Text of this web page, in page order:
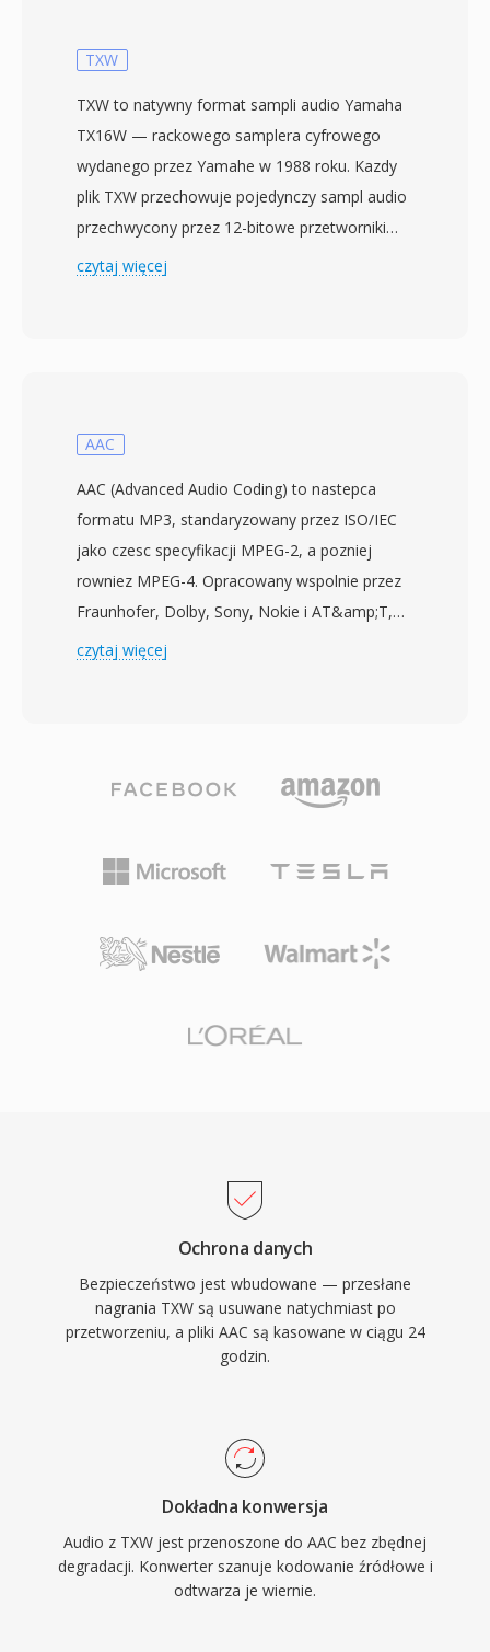
TXW
TXW to natywny format sampli audio Yamaha
TX16W — rackowego samplera cyfrowego
wydanego przez Yamahe w 1988 roku. Kazdy
plik TXW przechowuje pojedynczy sampl audio
przechwycony przez 12-bitowe przetworniki
analogowo-cyfrowe TX16W, z mozliwoscia
pamieci — wiec pliki sa kompaktowe i
ladowania z dyskietek 3,5 cala. Mimo 12-
bitowej rozdzielczosci TX16W zyskal lojalnych
zwolennikow wsrod muzykow elektronicznych,
ktorzy cenili jego charakterystyczny ciepły,
lekko chropowaty charakter nadajacy
rozpoznawalna fakture dzwiekowa
odtwarzanie petli sustain w sprzecie. Choc pliki
TXW nie sa bezposrednio odtwarzane przez
narzedzia konwersji i SoX moga przeksztalcic je
AIFF. Dla entuzjastow vintage syntezyzerow i
kuratorow bibliotek sampli TXW pozostaje
czytaj więcej
AAC
AAC (Advanced Audio Coding) to nastepca
formatu MP3, standaryzowany przez ISO/IEC
jako czesc specyfikacji MPEG-2, a pozniej
rowniez MPEG-4. Opracowany wspolnie przez
Fraunhofer, Dolby, Sony, Nokie i AT&amp;T,
AAC zapewnia wyzsza jakosc dzwieku przy
transformate kosinusowa w polaczeniu z
psychoakustycznym i ksztaltowaniem szumu
czasowego. AAC sluzy jako domyslny format
iPad), na YouTube oraz w wielu serwisach
wiernosc dzwieku przy znacznie mniejszym
glosowych po dzwiek przestrzenny surround.
Po trzecie, szerokie wdrozenie przez Apple i
innych producentow gwarantuje, ze praktycznie
kazde wspolczesne urzadzenie, przegladarka i
odtwarzacz multimedialny obsluguje AAC
natywnie, bez dodatkowych wtyczek.
czytaj więcej
Ochrona danych
Bezpieczeństwo jest wbudowane — przesłane
nagrania TXW są usuwane natychmiast po
przetworzeniu, a pliki AAC są kasowane w ciągu 24
godzin.
Dokładna konwersja
Audio z TXW jest przenoszone do AAC bez zbędnej
degradacji. Konwerter szanuje kodowanie źródłowe i
odtwarza je wiernie.